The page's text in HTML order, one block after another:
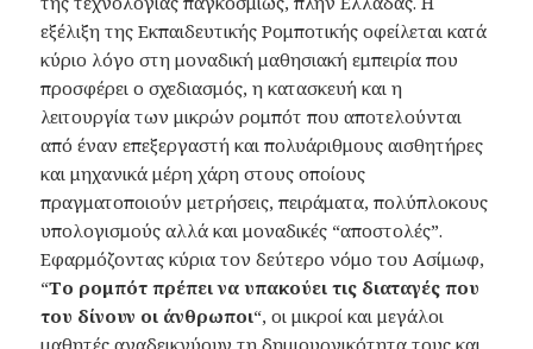
εξέλιξη της Εκπαιδευτικής Ρομποτικής οφείλεται κατά
κύριο λόγο στη μοναδική μαθησιακή εμπειρία που
προσφέρει ο σχεδιασμός, η κατασκευή και η
λειτουργία των μικρών ρομπότ που αποτελούνται
από έναν επεξεργαστή και πολυάριθμους αισθητήρες
και μηχανικά μέρη χάρη στους οποίους
πραγματοποιούν μετρήσεις, πειράματα, πολύπλοκους
υπολογισμούς αλλά και μοναδικές “αποστολές”.
Εφαρμόζοντας κύρια τον δεύτερο νόμο του Ασίμωφ,
“Το ρομπότ πρέπει να υπακούει τις διαταγές που
του δίνουν οι άνθρωποι“, οι μικροί και μεγάλοι
μαθητές αναδεικνύουν τη δημιουργικότητα τους και